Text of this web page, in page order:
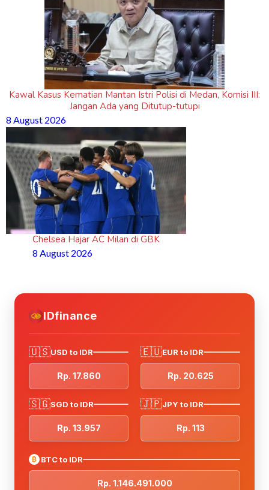
Kawal Kasus Kematian Mantan Istri Polisi di Medan, Komisi III:
Jangan Ada yang Ditutup-tutupi
8 August 2026
Chelsea Hajar AC Milan di GBK
8 August 2026
IDfinance
🇺🇸USD to IDR
Rp. 17.860
🇪🇺EUR to IDR
Rp. 20.625
🇸🇬SGD to IDR
Rp. 13.957
🇯🇵JPY to IDR
Rp. 113
₿ BTC to IDR
Rp. 1.146.491.000